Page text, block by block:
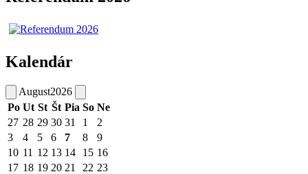
Kalendár
August2026
Po Ut St Št Pia So Ne
27 28 29 30 31 1
2
3
4 5 6 7 8
9
10 11 12 13 14 15 16
17 18 19 20 21 22 23